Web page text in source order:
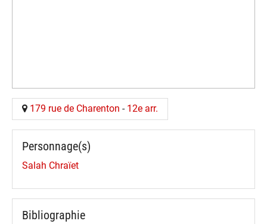
179 rue de Charenton - 12e arr.
Personnage(s)
Salah Chraïet
Bibliographie